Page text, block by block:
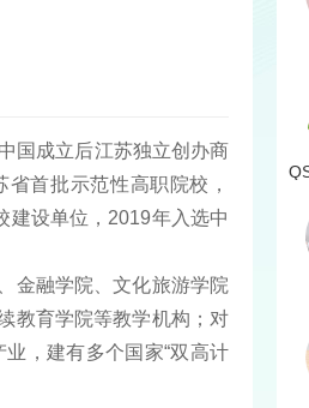
国成立后江苏独立创办商
首批示范性高职院校，
建设单位，2019年入选中
金融学院、文化旅游学院
教育学院等教学机构；对
，建有多个国家“双高计